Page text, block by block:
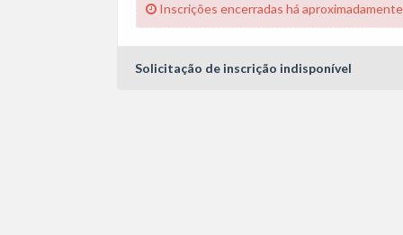
Inscrições encerradas há
Solicitação de inscrição indisponível